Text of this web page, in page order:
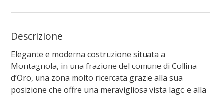
Descrizione
Elegante e moderna costruzione situata a
Montagnola, in una frazione del comune di Collina
d’Oro, una zona molto ricercata grazie alla sua
posizione che offre una meravigliosa vista lago e alla